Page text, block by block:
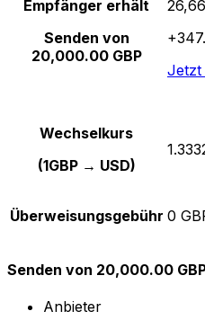
Empfänger erhält
Senden von
20,000.00 GBP
Jetzt
Wechselkurs
(1GBP → USD)
Überweisungsgebühr 0
Senden von 20,000.00
Anbieter